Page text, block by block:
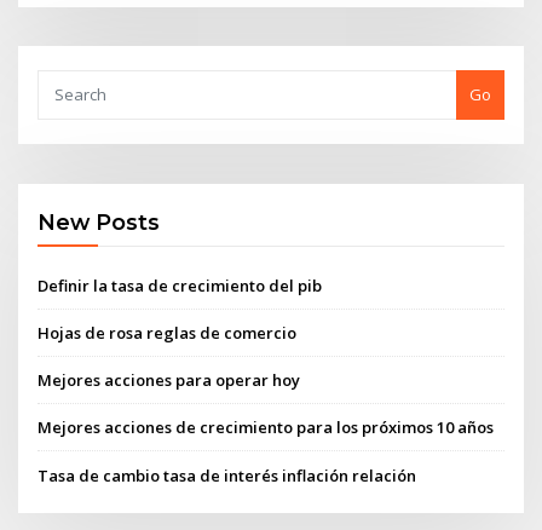
Go
New Posts
Definir la tasa de crecimiento del pib
Hojas de rosa reglas de comercio
Mejores acciones para operar hoy
Mejores acciones de crecimiento para los próximos 10 años
Tasa de cambio tasa de interés inflación relación